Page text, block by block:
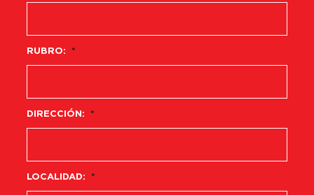
RUBRO: *
DIRECCIÓN: *
LOCALIDAD: *